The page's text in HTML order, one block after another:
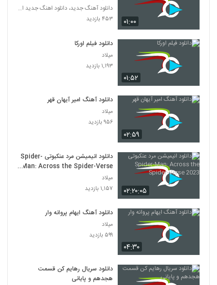
۰۱:۰۰
دانلود آهنگ جدید، دانلود اهنگ جدید ایرانی
۴۵۳ بازدید
۰۱:۵۲
دانلود فیلم اورکا
میلاد
۱,۱۹۳ بازدید
۰۲:۵۹
دانلود آهنگ امیر آیهان قهر
میلاد
۹۵۶ بازدید
۰۲:۲۰:۰۵
دانلود انیمیشن مرد عنکبوتی Spider-
Man: Across the Spider-Verse
2023
میلاد
۱,۱۵۷ بازدید
۰۴:۳۰
دانلود آهنگ ایهام پروانه وار
میلاد
۵۹۹ بازدید
دانلود سریال رهایم کن قسمت
هجدهم و پایانی